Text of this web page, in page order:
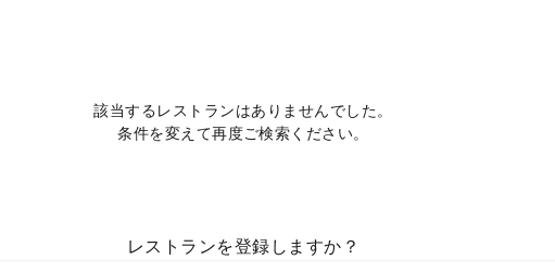
該当するレストランはありませんでした。
条件を変えて再度ご検索ください。
レストランを登録しますか？